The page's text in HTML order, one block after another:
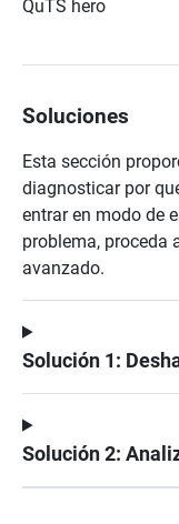
QuTS hero
Soluciones
Esta sección
diagnosticar por
entrar en modo de
problema, proceda
avanzado.
Solución 1:
Solución 2: